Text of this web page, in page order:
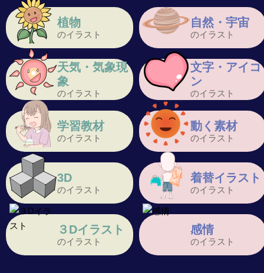
植物
のイラスト
自然・宇宙
のイラスト
天気・気象現
象
のイラスト
文字・アイコ
ン
のイラスト
学習教材
のイラスト
動く素材
のイラスト
3D
のイラスト
着替イラスト
のイラスト
３Dイラスト
のイラスト
感情
のイラスト